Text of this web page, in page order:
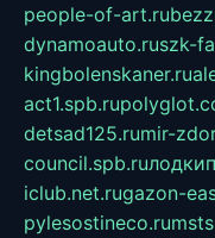
people-of-art.ru
dynamoauto.ruszk-
kingbolenskaner.ru
act1.spb.ru
detsad125.rumir-
council.spb.ru
iclub.net.rugazon-
pylesostineco.ru